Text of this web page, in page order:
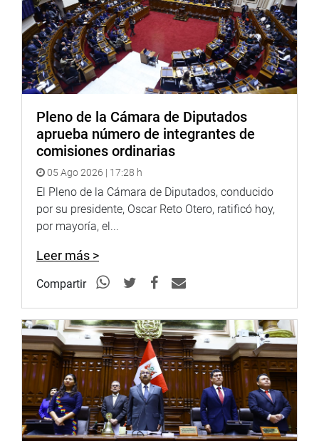
Pleno de la Cámara de Diputados
aprueba número de integrantes de
comisiones ordinarias
05 Ago 2026 | 17:28 h
El Pleno de la Cámara de Diputados, conducido
por su presidente, Oscar Reto Otero, ratificó hoy,
por mayoría, el...
Leer más >
Compartir